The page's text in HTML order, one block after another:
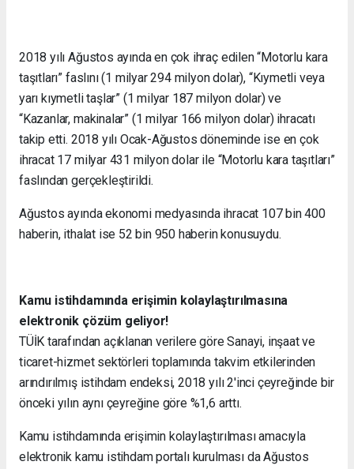
2018 yılı Ağustos ayında en çok ihraç edilen “Motorlu kara
taşıtları” faslını (1 milyar 294 milyon dolar), “Kıymetli veya
yarı kıymetli taşlar” (1 milyar 187 milyon dolar) ve
“Kazanlar, makinalar” (1 milyar 166 milyon dolar) ihracatı
takip etti. 2018 yılı Ocak-Ağustos döneminde ise en çok
ihracat 17 milyar 431 milyon dolar ile “Motorlu kara taşıtları”
faslından gerçekleştirildi.
Ağustos ayında ekonomi medyasında ihracat 107 bin 400
haberin, ithalat ise 52 bin 950 haberin konusuydu.
Kamu istihdamında erişimin kolaylaştırılmasına
elektronik çözüm geliyor!
TÜİK tarafından açıklanan verilere göre Sanayi, inşaat ve
ticaret-hizmet sektörleri toplamında takvim etkilerinden
arındırılmış istihdam endeksi, 2018 yılı 2'inci çeyreğinde bir
önceki yılın aynı çeyreğine göre %1,6 arttı.
Kamu istihdamında erişimin kolaylaştırılması amacıyla
elektronik kamu istihdam portalı kurulması da Ağustos